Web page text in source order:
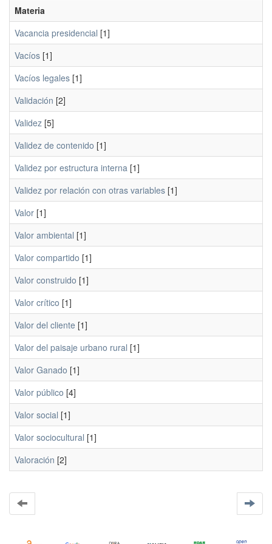
Materia
Vacancia presidencial [1]
Vacíos [1]
Vacíos legales [1]
Validación [2]
Validez [5]
Validez de contenido [1]
Validez por estructura interna [1]
Validez por relación con otras variables [1]
Valor [1]
Valor ambiental [1]
Valor compartido [1]
Valor construido [1]
Valor crítico [1]
Valor del cliente [1]
Valor del paisaje urbano rural [1]
Valor Ganado [1]
Valor público [4]
Valor social [1]
Valor sociocultural [1]
Valoración [2]